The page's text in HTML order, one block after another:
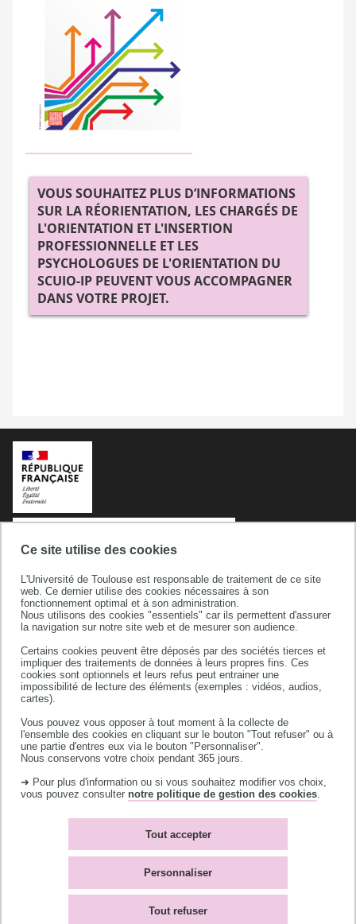
Ce site utilise des cookies
L'Université de Toulouse est responsable de traitement de ce site
web. Ce dernier utilise des cookies nécessaires à son
fonctionnement optimal et à son administration.
Nous utilisons des cookies "essentiels" car ils permettent d'assurer
la navigation sur notre site web et de mesurer son audience.
Certains cookies peuvent être déposés par des sociétés tierces et
impliquer des traitements de données à leurs propres fins. Ces
cookies sont optionnels et leurs refus peut entrainer une
impossibilité de lecture des éléments (exemples : vidéos, audios,
cartes).
Vous pouvez vous opposer à tout moment à la collecte de
l'ensemble des cookies en cliquant sur le bouton "Tout refuser" ou à
une partie d'entres eux via le bouton "Personnaliser".
Nous conservons votre choix pendant 365 jours.
➜ Pour plus d'information ou si vous souhaitez modifier vos choix,
vous pouvez consulter notre politique de gestion des cookies
Tout accepter
Tout refuser
Personnaliser
VOUS SOUHAITEZ PLUS D’INFORMATIONS
SUR LA RÉORIENTATION, LES CHARGÉS DE
L'ORIENTATION ET L'INSERTION
PROFESSIONNELLE ET LES
PSYCHOLOGUES DE L'ORIENTATION DU
SCUIO-IP PEUVENT VOUS ACCOMPAGNER
DANS VOTRE PROJET.
Université de Toulouse
118 route de Narbonne
31062 TOULOUSE CEDEX 9
téléphone +33 (0)5 61 55 66 11
L'université recrute
Plan du site
Mentions légales
Témoins de connexion